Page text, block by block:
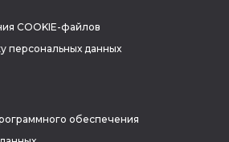
COOKIE-файлов
персональных данных
обеспечения